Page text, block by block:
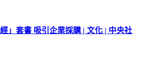
」套書 吸引企業採購 | 文化 | 中央社